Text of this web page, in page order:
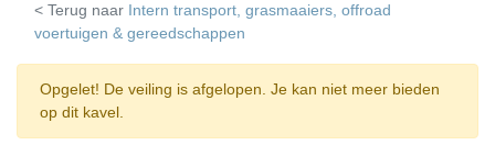
< Terug naar Intern transport, grasmaaiers, offroad
voertuigen & gereedschappen
Opgelet! De veiling is afgelopen. Je kan niet meer bieden
op dit kavel.